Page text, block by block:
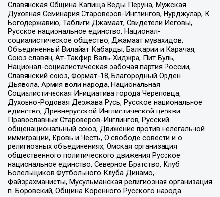
Славянская Община Капища Веды Перуна, Мужская
Духовная Семинария Староверов-Инглингов, Нурджулар, К
Богодержавию, Таблиги Джамаат, Свидетели Иеговы,
Русское национальное единство, Национал-
социалистическое общество, Джамаат мувахидов,
Объединенный Вилайат Кабарды, Балкарии и Карачая,
Союз славян, Ат-Такфир Валь-Хиджра, Пит Буль,
Национал-социалистическая рабочая партия России,
Славянский союз, Формат-18, Благородный Орден
Дьявола, Армия воли народа, Национальная
Социалистическая Инициатива города Череповца,
Духовно-Родовая Держава Русь, Русское национальное
единство, Древнерусской Инглистической церкви
Православных Староверов-Инглингов, Русский
общенациональный союз, Движение против нелегальной
иммиграции, Кровь и Честь, О свободе совести и о
религиозных объединениях, Омская организация
общественного политического движения Русское
национальное единство, Северное Братство, Клуб
Болельщиков Футбольного Клуба Динамо,
Файзрахманисты, Мусульманская религиозная организация
п. Боровский, Община Коренного Русского народа